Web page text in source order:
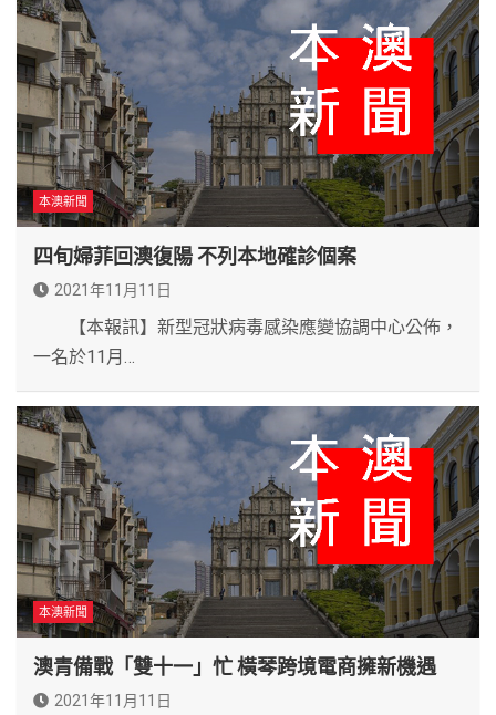
本澳新聞
四旬婦菲回澳復陽 不列本地確診個案
2021年11月11日
【本報訊】新型冠狀病毒感染應變協調中心公佈，
一名於11月…
本澳新聞
澳青備戰「雙十一」忙 橫琴跨境電商擁新機遇
2021年11月11日